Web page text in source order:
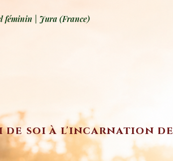
féminin | Jura (France)
de soi à l'incarnation de